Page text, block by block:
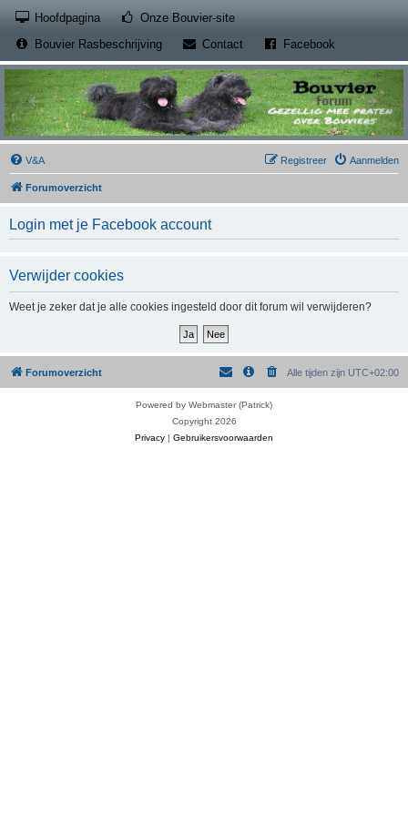
Hoofdpagina Onze Bouvier-site(Opens a new tab)
Bouvier Rasbeschrijving
Contact(Opens a new tab)
Facebook
V&A Aanmelden
Registreer
Forumoverzicht
Login met je Facebook account
Verwijder cookies
Weet je zeker dat je alle cookies ingesteld door dit forum wil verwijderen?
Forumoverzicht Alle tijden zijn UTC+02:00
Powered by Webmaster (Patrick)
Copyright 2026
Privacy | Gebruikersvoorwaarden